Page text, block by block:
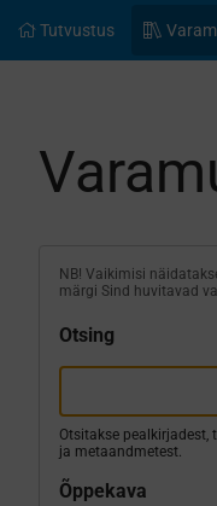
Tutvustus
NB! Vaikimisi
märgi Sind huvitavad
Otsing
Otsitakse pealkirjadest,
ja metaandmetest.
Õppekava